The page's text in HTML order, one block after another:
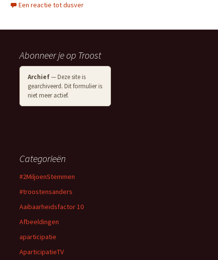
Een reactie tot dusver
Abonneer je op Troost
Archief— Deze site is
gearchiveerd. Dit formulier is
niet meer actief.
Categorieën
#2MiljoenStemmen
#troostensanders
Aaibaarheidsfactor 10
Afbeeldingen
aparticipatie
AparticipatieTV